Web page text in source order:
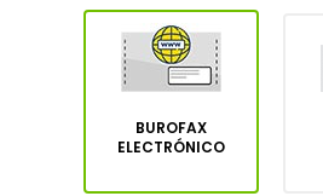
BUROFAX
ELECTRÓNICO